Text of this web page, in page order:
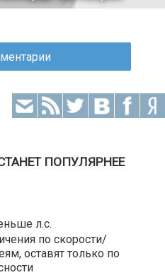
ПОПУЛЯРНЕЕ
л.с.
по скорости/
оставят только по